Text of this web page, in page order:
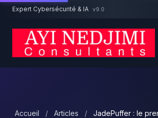
Aller au contenu principal
Expert Cybersécurité & IA v9.0
Accueil / Articles /
JadePuffer : le
Un projet cybersécurité ?